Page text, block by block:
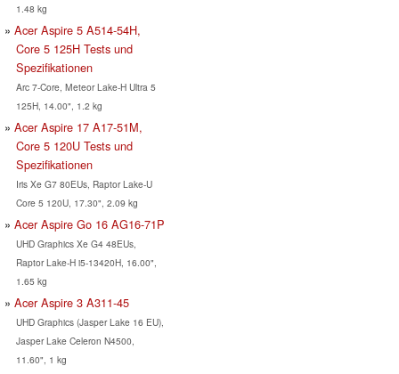
1.48 kg
Acer Aspire 5 A514-54H,
Core 5 125H Tests und
Spezifikationen
Arc 7-Core, Meteor Lake-H Ultra 5
125H, 14.00", 1.2 kg
Acer Aspire 17 A17-51M,
Core 5 120U Tests und
Spezifikationen
Iris Xe G7 80EUs, Raptor Lake-U
Core 5 120U, 17.30", 2.09 kg
Acer Aspire Go 16 AG16-71P
UHD Graphics Xe G4 48EUs,
Raptor Lake-H i5-13420H, 16.00",
1.65 kg
Acer Aspire 3 A311-45
UHD Graphics (Jasper Lake 16 EU),
Jasper Lake Celeron N4500,
11.60", 1 kg